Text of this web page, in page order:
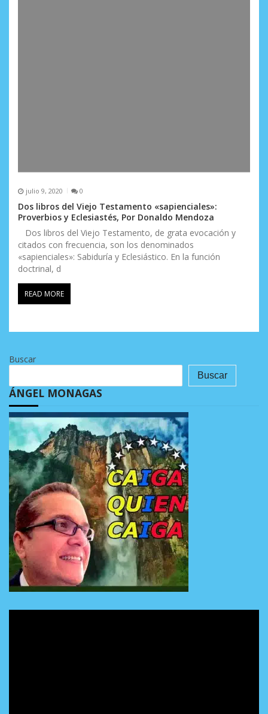
julio 9, 2020 0
Dos libros del Viejo Testamento «sapienciales»:
Proverbios y Eclesiastés, Por Donaldo Mendoza
Dos libros del Viejo Testamento, de grata evocación y
citados con frecuencia, son los denominados
«sapienciales»: Sabiduría y Eclesiástico. En la función
doctrinal, d
READ MORE
Buscar
Buscar
ÁNGEL MONAGAS